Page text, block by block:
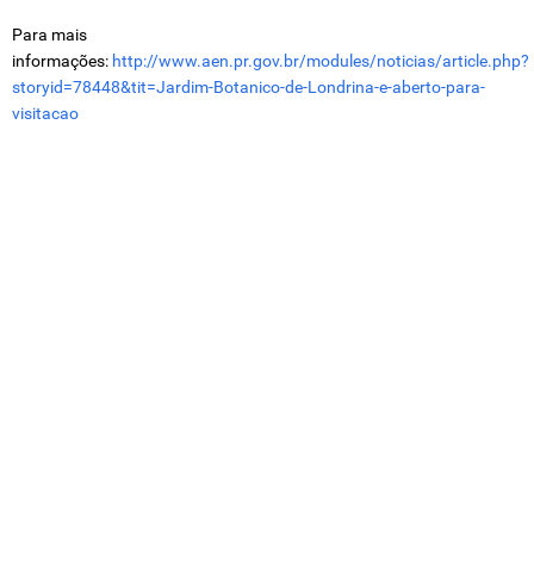
Para mais
informações: http://www.aen.pr.gov.br/modules/noticias/article.php?
storyid=78448&tit=Jardim-Botanico-de-Londrina-e-aberto-para-
visitacao